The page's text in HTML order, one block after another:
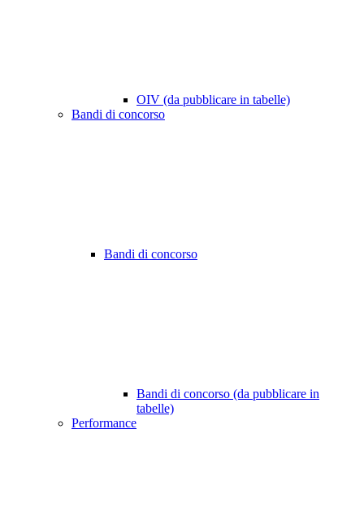
OIV (da pubblicare in tabelle)
Bandi di concorso
Bandi di concorso
Bandi di concorso (da pubblicare in
tabelle)
Performance